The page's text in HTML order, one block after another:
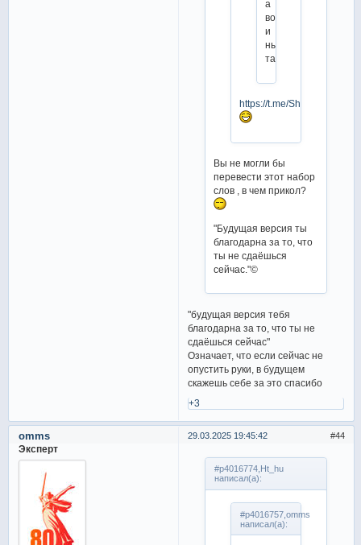
а
воз
и
ныне
там.
https://t.me/
Вы не могли бы
перевести этот набор
слов , в чем прикол?
"Будущая версия ты
благодарна за то, что
ты не сдаёшься
сейчас."©
"будущая версия тебя
благодарна за то, что ты не
сдаёшься сейчас"
Означает, что если сейчас не
опустить руки, в будущем
скажешь себе за это спасибо
+3
44
29.03.2025 19:45:42
omms
Эксперт
#p4016774,Ht_hu
написал(а):
#p4016757,omms
написал(а):